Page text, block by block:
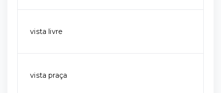
vista livre
vista praça